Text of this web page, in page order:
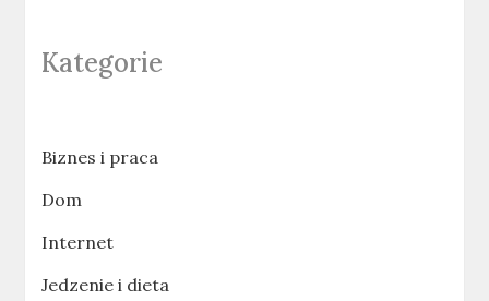
Kategorie
Biznes i praca
Dom
Internet
Jedzenie i dieta